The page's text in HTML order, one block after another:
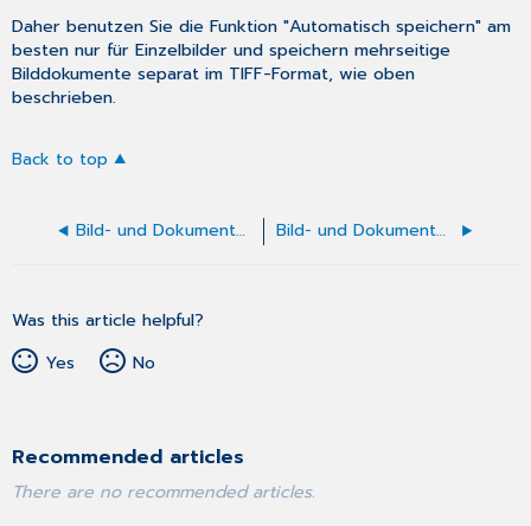
Daher benutzen Sie die Funktion "Automatisch speichern" am
besten nur für Einzelbilder und speichern mehrseitige
Bilddokumente separat im TIFF-Format, wie oben
beschrieben.
Back to top
Bild- und Dokumentenverwaltung - Mehrseitige Bilddokumente Bild- und Dokumentenverwaltung - Scannen
Was this article helpful?
Yes
No
Recommended articles
There are no recommended articles.